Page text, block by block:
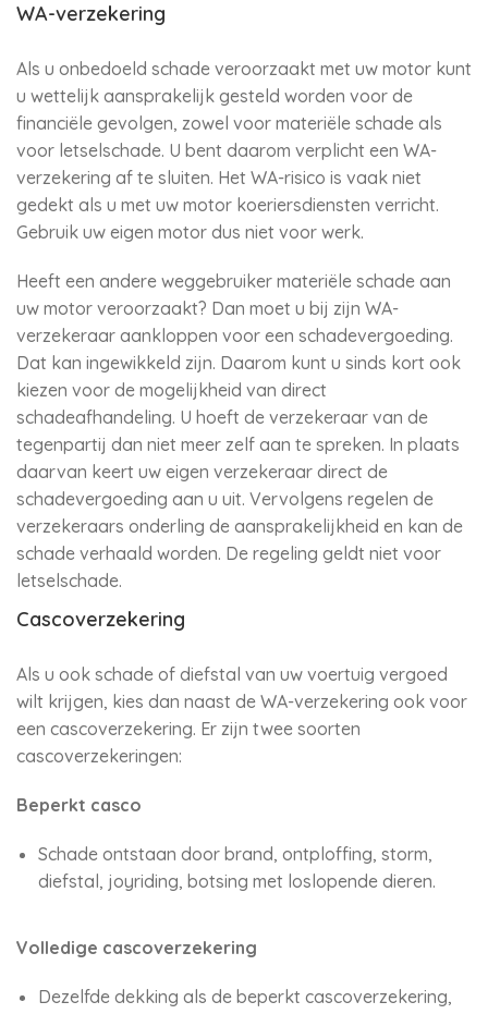
WA-verzekering
Als u onbedoeld schade veroorzaakt met uw motor kunt
u wettelijk aansprakelijk gesteld worden voor de
financiële gevolgen, zowel voor materiële schade als
voor letselschade. U bent daarom verplicht een WA-
verzekering af te sluiten. Het WA-risico is vaak niet
gedekt als u met uw motor koeriersdiensten verricht.
Gebruik uw eigen motor dus niet voor werk.
Heeft een andere weggebruiker materiële schade aan
uw motor veroorzaakt? Dan moet u bij zijn WA-
verzekeraar aankloppen voor een schadevergoeding.
Dat kan ingewikkeld zijn. Daarom kunt u sinds kort ook
kiezen voor de mogelijkheid van direct
schadeafhandeling. U hoeft de verzekeraar van de
tegenpartij dan niet meer zelf aan te spreken. In plaats
daarvan keert uw eigen verzekeraar direct de
schadevergoeding aan u uit. Vervolgens regelen de
verzekeraars onderling de aansprakelijkheid en kan de
schade verhaald worden. De regeling geldt niet voor
letselschade.
Cascoverzekering
Als u ook schade of diefstal van uw voertuig vergoed
wilt krijgen, kies dan naast de WA-verzekering ook voor
een cascoverzekering. Er zijn twee soorten
cascoverzekeringen:
Beperkt casco
Schade ontstaan door brand, ontploffing, storm,
diefstal, joyriding, botsing met loslopende dieren.
Volledige cascoverzekering
Dezelfde dekking als de beperkt cascoverzekering,